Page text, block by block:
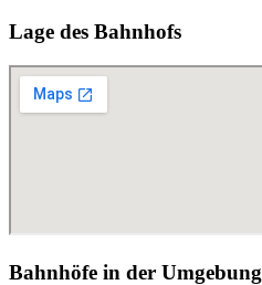
Lage des Bahnhofs
Bahnhöfe in der Umgebung